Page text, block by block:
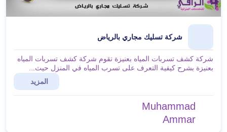
شركة تسليك مجاري بالرياض
شركة كشف تسربات المياه بعنيزة تقوم شركة كشف تسربات المياه
بعنيزة بشرح كيفية التعرف على تسرب المياه في المنزل حيث...
المزيد
Muhammad
Ammar